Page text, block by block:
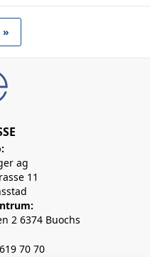
»
ag
11
2 6374 Buochs
70 70